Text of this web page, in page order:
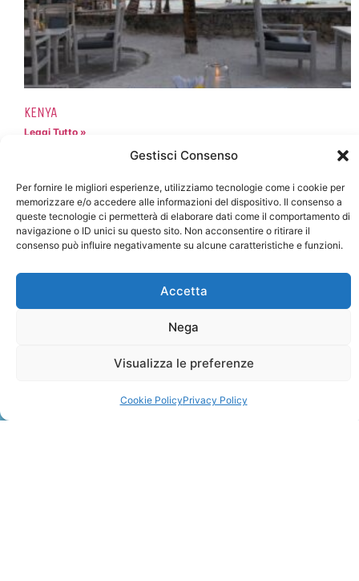
Gestisci Consenso
Per fornire le migliori esperienze, utilizziamo tecnologie come i cookie per
memorizzare e/o accedere alle informazioni del dispositivo. Il consenso a
queste tecnologie ci permetterà di elaborare dati come il comportamento di
navigazione o ID unici su questo sito. Non acconsentire o ritirare il
consenso può influire negativamente su alcune caratteristiche e funzioni.
Accetta
Nega
Visualizza le preferenze
Cookie PolicyPrivacy Policy
KENYA
Leggi Tutto »